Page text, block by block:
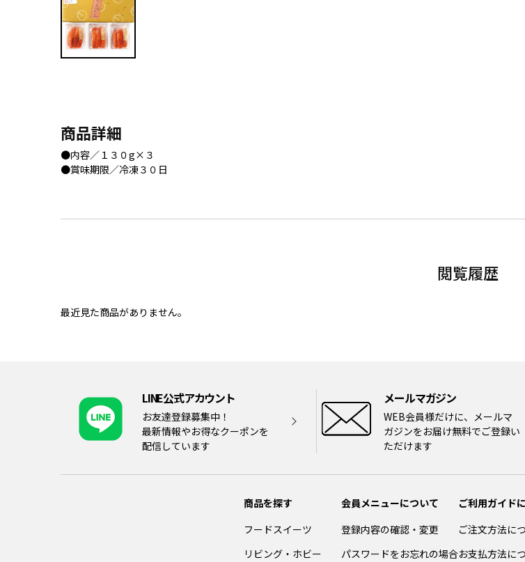
商品詳細
●内容／１３０g×３
●賞味期限／冷凍３０日
閲覧履歴
最近見た商品がありません。
LINE公式アカウント
お友達登録募集中！
最新情報やお得なクーポンを
配信しています
メールマガジン
WEB会員様だけに、メールマ
ガジンをお届け無料でご登録い
ただけます
商品を探す
フードスイーツ
リビング・ホビー
会員メニューについて
登録内容の確認・変更
パスワードをお忘れの場合
ご利用ガイド
ご注文方法に
お支払方法に